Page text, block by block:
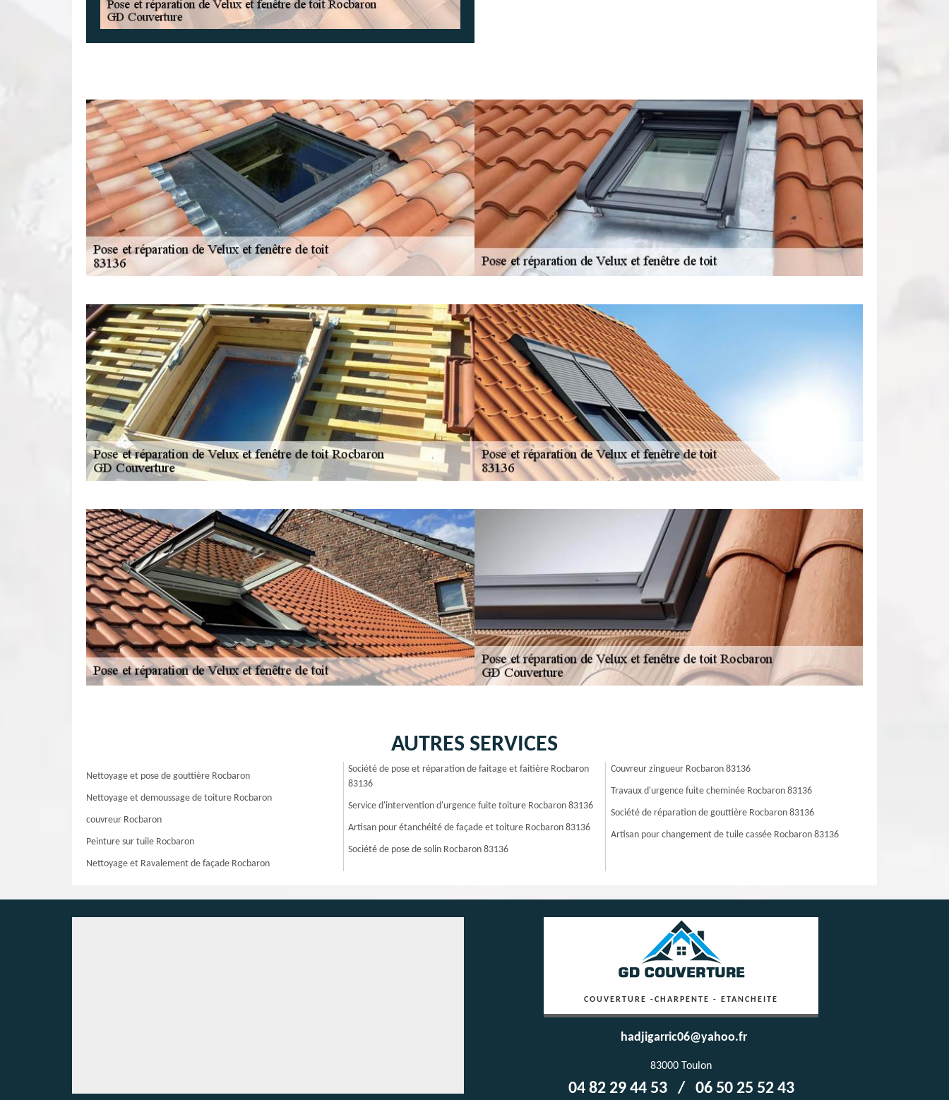
AUTRES SERVICES
Nettoyage et pose de gouttière Rocbaron
Nettoyage et demoussage de toiture Rocbaron
couvreur Rocbaron
Peinture sur tuile Rocbaron
Nettoyage et Ravalement de façade Rocbaron
Société de pose et réparation de faitage et faitière Rocbaron
83136
Service d'intervention d'urgence fuite toiture Rocbaron 83136
Artisan pour étanchéité de façade et toiture Rocbaron 83136
Société de pose de solin Rocbaron 83136
Couvreur zingueur Rocbaron 83136
Travaux d'urgence fuite cheminée Rocbaron 83136
Société de réparation de gouttière Rocbaron 83136
Artisan pour changement de tuile cassée Rocbaron 83136
COUVERTURE -CHARPENTE - ETANCHEITE
hadjigarric06@yahoo.fr
83000 Toulon
04 82 29 44 53 / 06 50 25 52 43